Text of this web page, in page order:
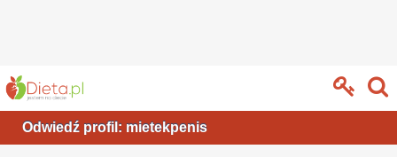
Odwiedź profil: mietekpenis